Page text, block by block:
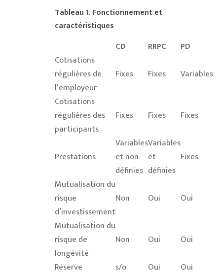
Tableau 1. Fonctionnement et
caractéristiques
CD RRPC
PD
Cotisations
régulières de
l’employeur
Fixes Fixes
Variables
Cotisations
régulières des
participants
Fixes Fixes Fixes
Prestations
Variables
et non
définies
Variables
et
définies
Fixes
Mutualisation du
risque
d’investissement
Non Oui
Oui
Mutualisation du
risque de
longévité
Non Oui
Oui
Réserve
s/o Oui Oui